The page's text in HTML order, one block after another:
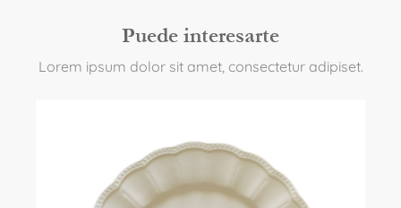
Puede interesarte
Lorem ipsum dolor sit amet, consectetur adipiset.